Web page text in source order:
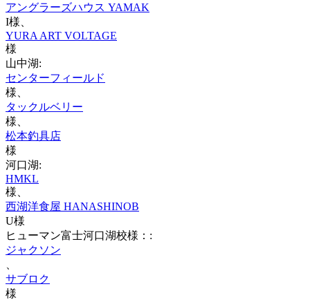
アングラーズハウス YAMAK
I様、
YURA ART VOLTAGE
様
山中湖:
センターフィールド
様、
タックルベリー
様、
松本釣具店
様
河口湖:
HMKL
様、
西湖洋食屋 HANASHINOB
U様
ヒューマン富士河口湖校様：:
ジャクソン
サブロク
様